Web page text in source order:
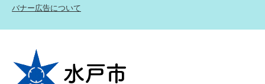
バナー広告について